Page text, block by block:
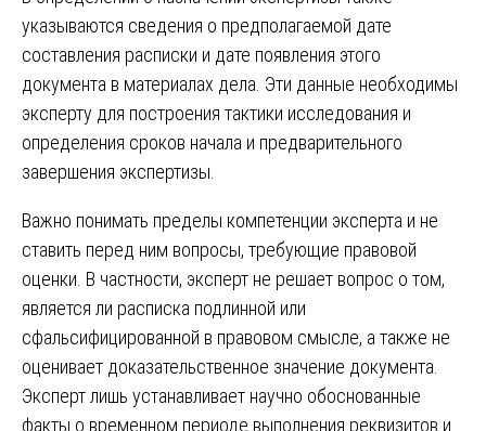
указываются сведения о предполагаемой дате
составления расписки и дате появления этого
документа в материалах дела. Эти данные необходимы
эксперту для построения тактики исследования и
определения сроков начала и предварительного
завершения экспертизы.
Важно понимать пределы компетенции эксперта и не
ставить перед ним вопросы, требующие правовой
оценки. В частности, эксперт не решает вопрос о том,
является ли расписка подлинной или
сфальсифицированной в правовом смысле, а также не
оценивает доказательственное значение документа.
Эксперт лишь устанавливает научно обоснованные
факты о временном периоде выполнения реквизитов и